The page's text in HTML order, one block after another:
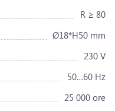
R ≥ 80
Ø18*H50 mm
230 V
50…60 Hz
25 000 ore